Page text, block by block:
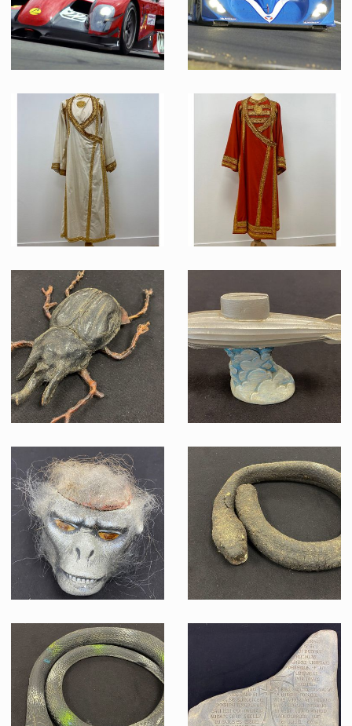
Voiture de course originale LEADER ROUGE N°22
Vu à l'écran
Voiture de course originale VAILLANTE BLEU N°10
Vu à l'écran
Costume original d'un serviteur du Palais de Pankot
Vu à l'écran
Costume rouge original d'un invité du Palais de Pankot
Vu à l'écran
Scarabée original du Palais de Pankot
Vu à l'écran
Ornement de table / porte-menu original du zeppelin
Vu à l'écran
Tête de singe du Palais de Pankot
Vu à l'écran
Serpent en plastique brulé du Puis des âmes
Vu à l'écran